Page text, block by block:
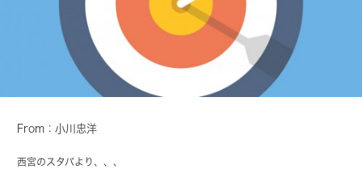
From：小川忠洋
西宮のスタバより、、、